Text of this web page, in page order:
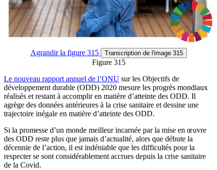
Agrandirla figure 315 Transcription de l'image 315
Figure 315
Le nouveau rapport annuel de l’ONU sur les Objectifs de
développement durable (ODD) 2020 mesure les progrès mondiaux
réalisés et restant à accomplir en matière d’atteinte des ODD. Il
agrège des données antérieures à la crise sanitaire et dessine une
trajectoire inégale en matière d’atteinte des ODD.
Si la promesse d’un monde meilleur incarnée par la mise en œuvre
des ODD reste plus que jamais d’actualité, alors que débute la
décennie de l’action, il est indéniable que les difficultés pour la
respecter se sont considérablement accrues depuis la crise sanitaire
de la Covid.